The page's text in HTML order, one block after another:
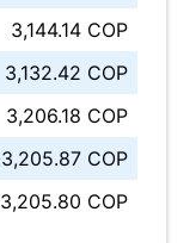
3,144.14 COP
3,132.42 COP
3,206.18 COP
3,205.87 COP
3,205.80 COP